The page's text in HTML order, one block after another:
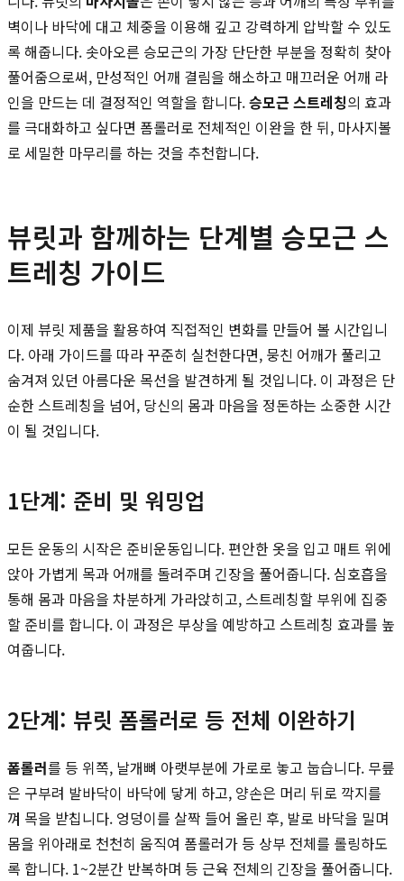
벽이나 바닥에 대고 체중을 이용해 깊고 강력하게 압박할 수 있도
록 해줍니다. 솟아오른 승모근의 가장 단단한 부분을 정확히 찾아
풀어줌으로써, 만성적인 어깨 결림을 해소하고 매끄러운 어깨 라
인을 만드는 데 결정적인 역할을 합니다.승모근 스트레칭의 효과
를 극대화하고 싶다면 폼롤러로 전체적인 이완을 한 뒤, 마사지볼
로 세밀한 마무리를 하는 것을 추천합니다.
뷰릿과 함께하는 단계별 승모근 스
트레칭 가이드
이제 뷰릿 제품을 활용하여 직접적인 변화를 만들어 볼 시간입니
다. 아래 가이드를 따라 꾸준히 실천한다면, 뭉친 어깨가 풀리고
숨겨져 있던 아름다운 목선을 발견하게 될 것입니다. 이 과정은 단
순한 스트레칭을 넘어, 당신의 몸과 마음을 정돈하는 소중한 시간
이 될 것입니다.
1단계: 준비 및 워밍업
모든 운동의 시작은 준비운동입니다. 편안한 옷을 입고 매트 위에
앉아 가볍게 목과 어깨를 돌려주며 긴장을 풀어줍니다. 심호흡을
통해 몸과 마음을 차분하게 가라앉히고, 스트레칭할 부위에 집중
할 준비를 합니다. 이 과정은 부상을 예방하고 스트레칭 효과를 높
여줍니다.
2단계: 뷰릿 폼롤러로 등 전체 이완하기
폼롤러를 등 위쪽, 날개뼈 아랫부분에 가로로 놓고 눕습니다. 무릎
은 구부려 발바닥이 바닥에 닿게 하고, 양손은 머리 뒤로 깍지를
껴 목을 받칩니다. 엉덩이를 살짝 들어 올린 후, 발로 바닥을 밀며
몸을 위아래로 천천히 움직여 폼롤러가 등 상부 전체를 롤링하도
록 합니다. 1~2분간 반복하며 등 근육 전체의 긴장을 풀어줍니다.